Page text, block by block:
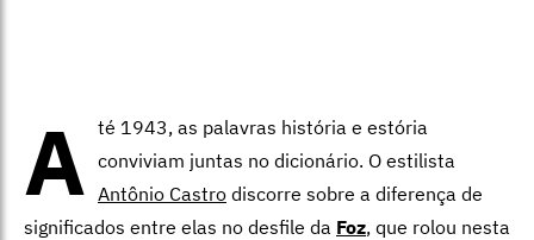
A té 1943, as palavras história e estória
conviviam juntas no dicionário. O estilista
Antônio Castro discorre sobre a diferença de
significados entre elas no desfile da Foz, que rolou nesta